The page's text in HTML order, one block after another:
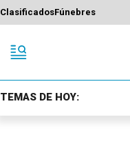
ClasificadosFúnebres
TEMAS DE HOY: